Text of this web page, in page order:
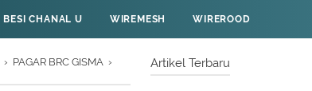
BESI CHANAL U WIREMESH WIREROOD
› PAGAR BRC GISMA ›
Artikel Terbaru